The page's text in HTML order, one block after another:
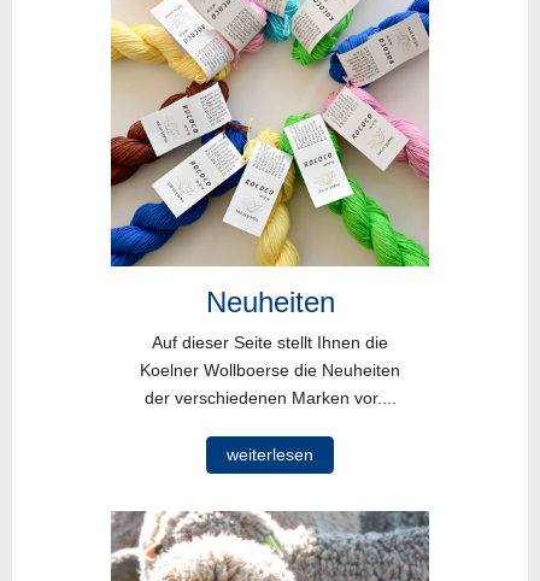
Neuheiten
Auf dieser Seite stellt Ihnen die
Koelner Wollboerse die Neuheiten
der verschiedenen Marken vor....
weiterlesen